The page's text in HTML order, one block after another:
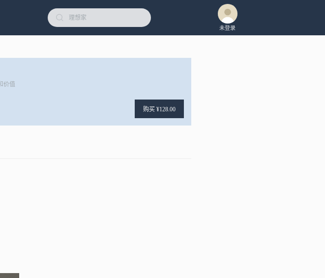
未登录
价值
购买 ¥128.00